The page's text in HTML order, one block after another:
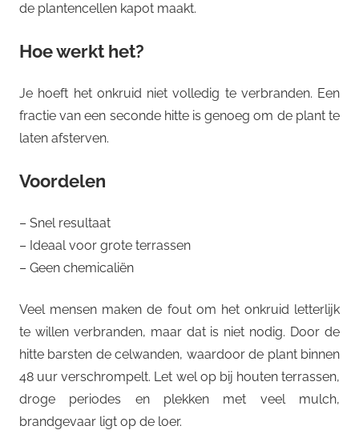
de plantencellen kapot maakt.
Hoe werkt het?
Je hoeft het onkruid niet volledig te verbranden. Een
fractie van een seconde hitte is genoeg om de plant te
laten afsterven.
Voordelen
– Snel resultaat
– Ideaal voor grote terrassen
– Geen chemicaliën
Veel mensen maken de fout om het onkruid letterlijk
te willen verbranden, maar dat is niet nodig. Door de
hitte barsten de celwanden, waardoor de plant binnen
48 uur verschrompelt. Let wel op bij houten terrassen,
droge periodes en plekken met veel mulch,
brandgevaar ligt op de loer.